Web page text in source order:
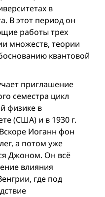
в
В этот период он
работы трех
множеств, теории
квантовой
приглашение
семестра цикл
физике в
(США) и в 1930 г.
Иоганн фон
а потом уже
Джоном. Он всё
влияния
где под